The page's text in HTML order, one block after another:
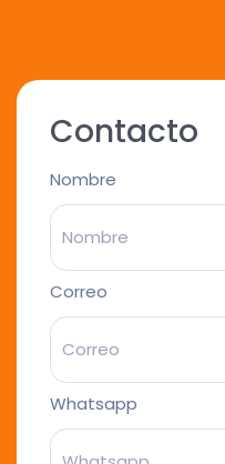
Contacto
Nombre
Correo
Whatsapp